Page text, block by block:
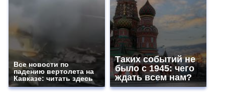
Все новости по
падению вертолета на
Кавказе: читать здесь
Таких событий не
было с 1945: чего
ждать всем нам?